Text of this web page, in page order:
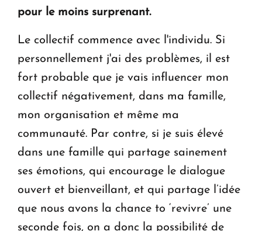
pour le moins surprenant.
Le collectif commence avec l'individu. Si
personnellement j'ai des problèmes, il est
fort probable que je vais influencer mon
collectif négativement, dans ma famille,
mon organisation et même ma
communauté. Par contre, si je suis élevé
dans une famille qui partage sainement
ses émotions, qui encourage le dialogue
ouvert et bienveillant, et qui partage l’idée
que nous avons la chance to ‘revivre’ une
seconde fois, on a donc la possibilité de